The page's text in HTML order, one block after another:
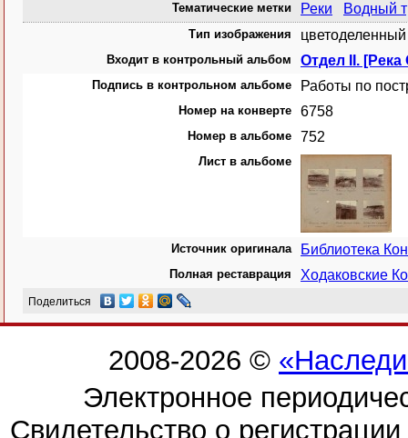
Тематические метки Реки Водный
Тип изображения
Входит в контрольный альбом Отдел II. [Река
Подпись в контрольном альбоме Работы по
Номер на конверте 6758
Номер в альбоме 752
Лист в альбоме
Источник оригинала Библиотека
Полная реставрация Ходаковские
Поделиться
2008-2026 ©
Электронное
Свидетельство о